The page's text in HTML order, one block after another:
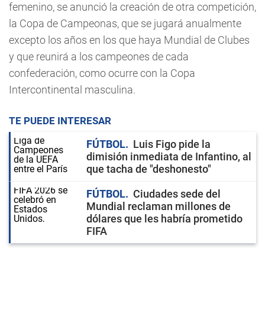
femenino, se anunció la creación de otra competición,
la Copa de Campeonas, que se jugará anualmente
excepto los años en los que haya Mundial de Clubes
y que reunirá a los campeones de cada
confederación, como ocurre con la Copa
Intercontinental masculina.
TE PUEDE INTERESAR
FÚTBOL
Luis Figo pide la
dimisión inmediata de Infantino, al
que tacha de "deshonesto"
FÚTBOL
Ciudades sede del
Mundial reclaman millones de
dólares que les habría prometido
FIFA